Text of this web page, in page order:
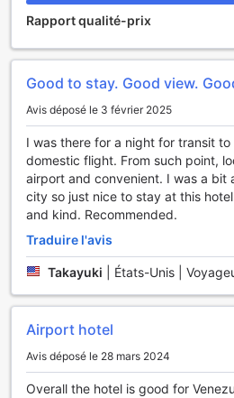
de bain dont certaines sont
Restauration et activités
Réveillez-vous en toute sérénité au
Hotel Playa Grande, où le petit
place. Vous pouvez passer une
compagnons de voyage sans aller
hôtel de du bar. Remplissez vos
d'activités et d'équipements mis à
Venezuela Marriott Hotel Playa
d'autres personnes dans cet hôtel,
rencontrer d'autres hôtes en
espaces que l'établissement met
salle de jeux.
Rapport qualité-prix
Good to stay. Good view.
Avis déposé le 3 février 2025
I was there for a night for transit
domestic flight. From such point,
airport and convenient. I was a bit
city so just nice to stay at this
and kind. Recommended.
Traduire l'avis
Takayuki États-Unis |
Airport hotel
Avis déposé le 28 mars 2024
Overall the hotel is good for